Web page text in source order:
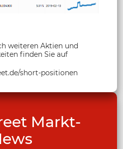
weiteren Aktien und
finden Sie auf
short-positionen
Markt-